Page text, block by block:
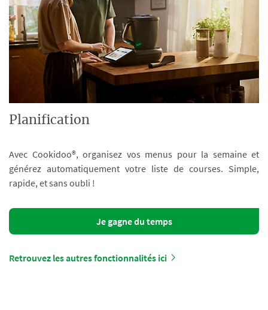
Planification
Avec Cookidoo®, organisez vos menus pour la semaine et
générez automatiquement votre liste de courses. Simple,
rapide, et sans oubli !
Je gagne du temps
Retrouvez les autres fonctionnalités ici